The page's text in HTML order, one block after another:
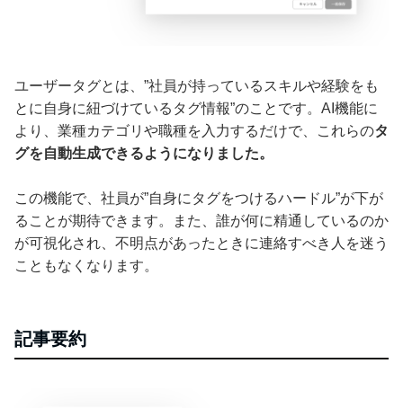
ユーザータグとは、”社員が持っているスキルや経験をも
とに自身に紐づけているタグ情報”のことです。AI機能に
より、業種カテゴリや職種を入力するだけで、これらのタ
グを自動生成できるようになりました。
この機能で、社員が”自身にタグをつけるハードル”が下が
ることが期待できます。また、誰が何に精通しているのか
が可視化され、不明点があったときに連絡すべき人を迷う
こともなくなります。
記事要約